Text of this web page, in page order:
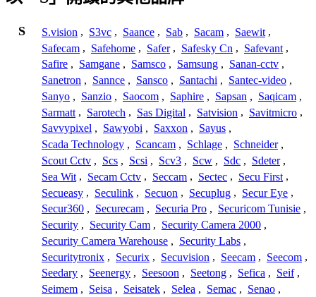
S S.vision , S3vc , Saance , Sab , Sacam , Saewit ,
Safecam , Safehome , Safer , Safesky Cn , Safevant ,
Safire , Samgane , Samsco , Samsung , Sanan-cctv ,
Sanetron , Sannce , Sansco , Santachi , Santec-video ,
Sanyo , Sanzio , Saocom , Saphire , Sapsan , Saqicam ,
Sarmatt , Sarotech , Sas Digital , Satvision , Savitmicro ,
Savvypixel , Sawyobi , Saxxon , Sayus ,
Scada Technology , Scancam , Schlage , Schneider ,
Scout Cctv , Scs , Scsi , Scv3 , Scw , Sdc , Sdeter ,
Sea Wit , Secam Cctv , Seccam , Sectec , Secu First ,
Secueasy , Seculink , Secuon , Secuplug , Secur Eye ,
Secur360 , Securecam , Securia Pro , Securicom Tunisie ,
Security , Security Cam , Security Camera 2000 ,
Security Camera Warehouse , Security Labs ,
Securitytronix , Securix , Secuvision , Seecam , Seecom ,
Seedary , Seenergy , Seesoon , Seetong , Sefica , Seif ,
Seimem , Seisa , Seisatek , Selea , Semac , Senao ,